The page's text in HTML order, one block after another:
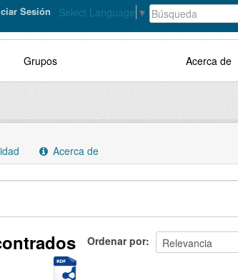
Select Language ▼
Sesión
Grupos Acerca de
Acerca de
Ordenar por